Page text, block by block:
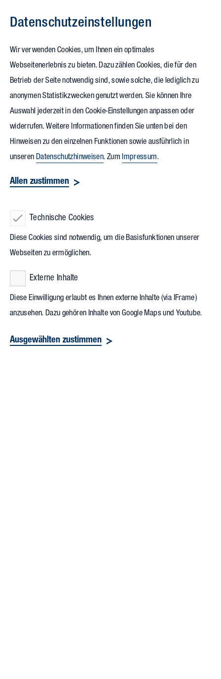
Datenschutz­einstellungen
Wir verwenden Cookies, um Ihnen ein optimales
Webseitenerlebnis zu bieten. Dazu zählen Cookies, die für den
Betrieb der Seite notwendig sind, sowie solche, die lediglich zu
anonymen Statistikzwecken genutzt werden. Sie können Ihre
Auswahl jederzeit in den Cookie-Einstellungen anpassen oder
widerrufen. Weitere Informationen finden Sie unten bei den
Hinweisen zu den einzelnen Funktionen sowie ausführlich in
unseren Datenschutzhinweisen. ZumImpressum.
Allen zustimmen
Technische Cookies
Diese Cookies sind notwendig, um die Basisfunktionen unserer
Webseiten zu ermöglichen.
Externe Inhalte
Diese Einwilligung erlaubt es Ihnen externe Inhalte (via IFrame)
anzusehen. Dazu gehören Inhalte von Google Maps und Youtube.
Ausgewählten zustimmen